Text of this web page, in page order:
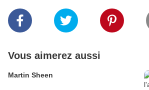
Vous aimerez aussi
Martin Sheen